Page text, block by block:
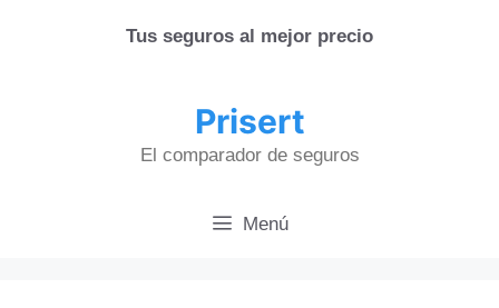
Tus seguros al mejor precio
Prisert
El comparador de seguros
Menú